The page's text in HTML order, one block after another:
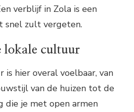
verblijf in Zola is een
snel zult vergeten.
lokale cultuur
is hier overal voelbaar, van
van de huizen tot de
die je met open armen